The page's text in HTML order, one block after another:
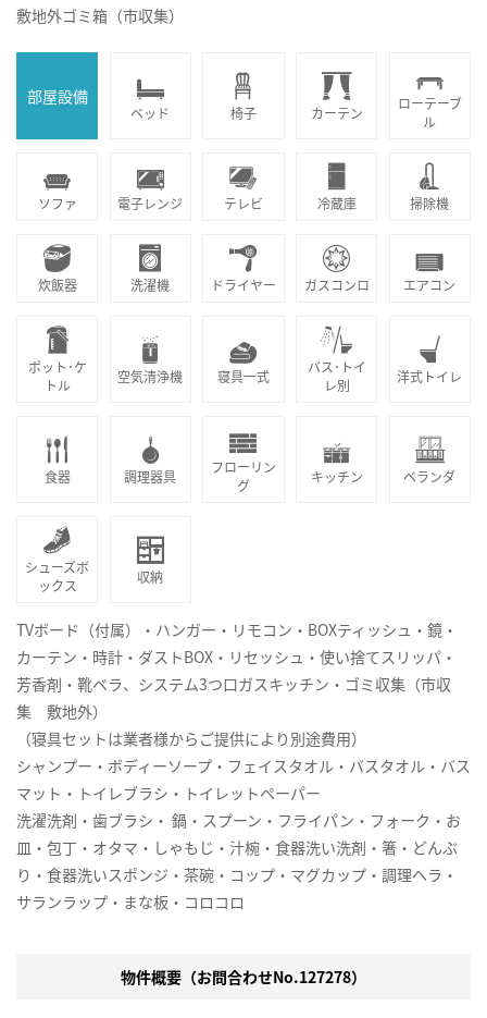
敷地外ゴミ箱（市収集）
部屋設備
ベッド 椅子 カーテン
ローテーブ
ル
ソファ 電子レンジ テレビ 冷蔵庫 掃除機
炊飯器 洗濯機 ドライヤー ガスコンロ エアコン
ポット･ケ
トル
空気清浄機 寝具一式
バス･トイ
レ別
洋式トイレ
食器 調理器具
フローリン
グ
キッチン ベランダ
シューズボ
ックス
収納
TVボード（付属）・ハンガー・リモコン・BOXティッシュ・鏡・
カーテン・時計・ダストBOX・リセッシュ・使い捨てスリッパ・
芳香剤・靴ベラ、システム3つ口ガスキッチン・ゴミ収集（市収
集 敷地外）
（寝具セットは業者様からご提供により別途費用）
シャンプー・ボディーソープ・フェイスタオル・バスタオル・バス
マット・トイレブラシ・トイレットペーパー
洗濯洗剤・歯ブラシ・ 鍋・スプーン・フライパン・フォーク・お
皿・包丁・オタマ・しゃもじ・汁椀・食器洗い洗剤・箸・どんぶ
り・食器洗いスポンジ・茶碗・コップ・マグカップ・調理ヘラ・
サランラップ・まな板・コロコロ
物件概要（お問合わせNo.127278）